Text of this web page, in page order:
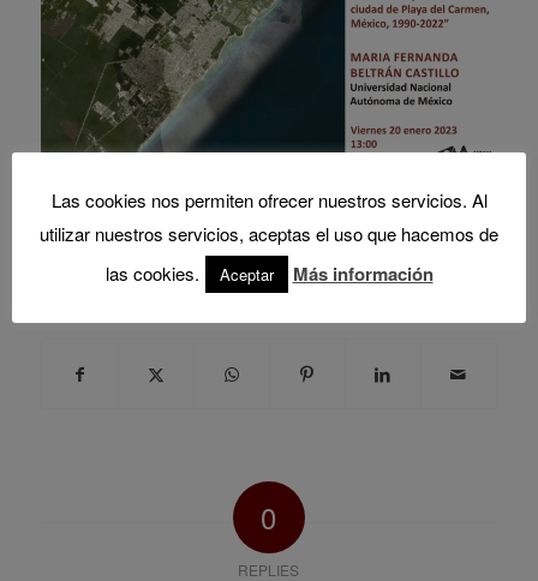
Tags: Financiarización,María Fernanda Beltrán,México ,
Playa del Carmen,Turismo ,Viernes del IUU
0
REPLIES
Las cookies nos permiten ofrecer nuestros servicios. Al
utilizar nuestros servicios, aceptas el uso que hacemos de
las cookies.
Aceptar Más información